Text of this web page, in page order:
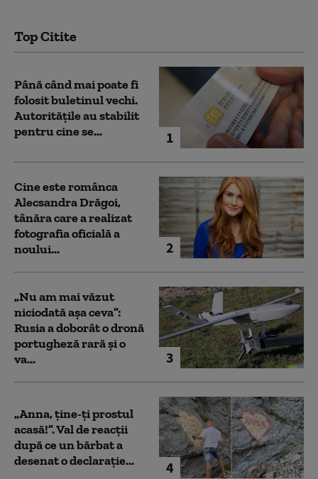
Top Citite
1
Până când mai poate fi
folosit buletinul vechi.
Autoritățile au stabilit
pentru cine se...
2
Cine este românca
Alecsandra Drăgoi,
tânăra care a realizat
fotografia oficială a
noului...
3
„Nu am mai văzut
niciodată așa ceva”:
Rusia a doborât o dronă
portugheză rară și o
va...
4
„Anna, ţine-ţi prostul
acasă!”. Val de reacții
după ce un bărbat a
desenat o declarație...